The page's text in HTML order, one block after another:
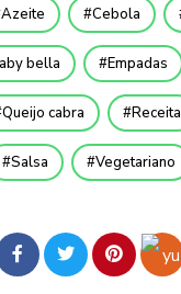
Azeite Cebola
bella Empadas
Queijo cabra Receita
Salsa Vegetariano